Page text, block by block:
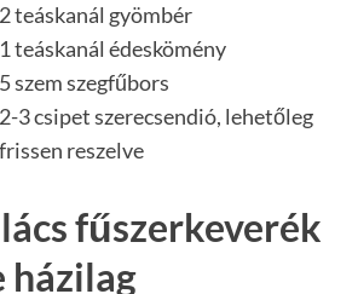
2 teáskanál gyömbér
1 teáskanál édeskömény
5 szem szegfűbors
2-3 csipet szerecsendió, lehetőleg
frissen reszelve
fűszerkeverék
házilag